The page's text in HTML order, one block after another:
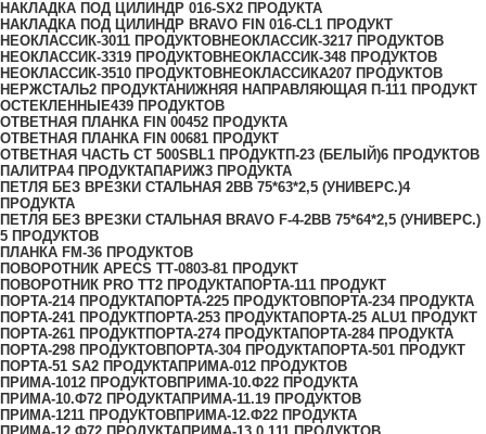
НАКЛАДКА ПОД ЦИЛИНДР 016-SX2 ПРОДУКТА
НАКЛАДКА ПОД ЦИЛИНДР BRAVO FIN 016-СL1 ПРОДУКТ
НЕОКЛАССИК-3011 ПРОДУКТОВНЕОКЛАССИК-3217 ПРОДУКТОВ
НЕОКЛАССИК-3319 ПРОДУКТОВНЕОКЛАССИК-348 ПРОДУКТОВ
НЕОКЛАССИК-3510 ПРОДУКТОВНЕОКЛАССИКА207 ПРОДУКТОВ
НЕРЖСТАЛЬ2 ПРОДУКТАНИЖНЯЯ НАПРАВЛЯЮЩАЯ П-111 ПРОДУКТ
ОСТЕКЛЕННЫЕ439 ПРОДУКТОВ
ОТВЕТНАЯ ПЛАНКА FIN 00452 ПРОДУКТА
ОТВЕТНАЯ ПЛАНКА FIN 00681 ПРОДУКТ
ОТВЕТНАЯ ЧАСТЬ СТ 500SBL1 ПРОДУКТП-23 (БЕЛЫЙ)6 ПРОДУКТОВ
ПАЛИТРА4 ПРОДУКТАПАРИЖ3 ПРОДУКТА
ПЕТЛЯ БЕЗ ВРЕЗКИ СТАЛЬНАЯ 2ВВ 75*63*2,5 (УНИВЕРС.)4
ПРОДУКТА
ПЕТЛЯ БЕЗ ВРЕЗКИ СТАЛЬНАЯ BRAVO F-4-2BB 75*64*2,5 (УНИВЕРС.)
5 ПРОДУКТОВ
ПЛАНКА FM-36 ПРОДУКТОВ
ПОВОРОТНИК APECS ТТ-0803-81 ПРОДУКТ
ПОВОРОТНИК PRO TT2 ПРОДУКТАПОРТА-111 ПРОДУКТ
ПОРТА-214 ПРОДУКТАПОРТА-225 ПРОДУКТОВПОРТА-234 ПРОДУКТА
ПОРТА-241 ПРОДУКТПОРТА-253 ПРОДУКТАПОРТА-25 ALU1 ПРОДУКТ
ПОРТА-261 ПРОДУКТПОРТА-274 ПРОДУКТАПОРТА-284 ПРОДУКТА
ПОРТА-298 ПРОДУКТОВПОРТА-304 ПРОДУКТАПОРТА-501 ПРОДУКТ
ПОРТА-51 SA2 ПРОДУКТАПРИМА-012 ПРОДУКТОВ
ПРИМА-1012 ПРОДУКТОВПРИМА-10.Ф22 ПРОДУКТА
ПРИМА-10.Ф72 ПРОДУКТАПРИМА-11.19 ПРОДУКТОВ
ПРИМА-1211 ПРОДУКТОВПРИМА-12.Ф22 ПРОДУКТА